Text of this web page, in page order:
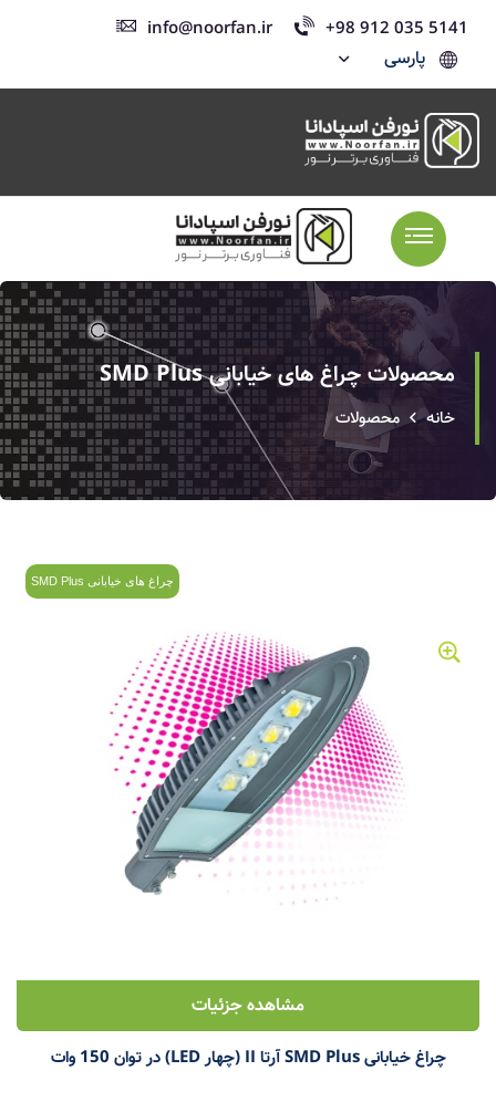
+98 912 035 5141
info@noorfan.ir
پارسی
محصولات چراغ های خیابانی SMD Plus
خانه محصولات
چراغ های خیابانی SMD Plus
مشاهده جزئیات
چراغ خیابانی SMD Plus آرتا II (چهار LED) در توان 150 وات